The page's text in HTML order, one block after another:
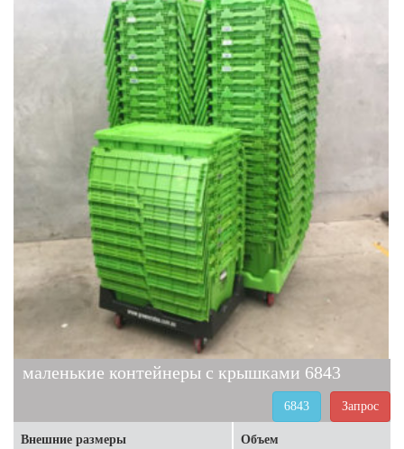
маленькие контейнеры с крышками 6843
Запрос
6843
Внешние размеры Объем